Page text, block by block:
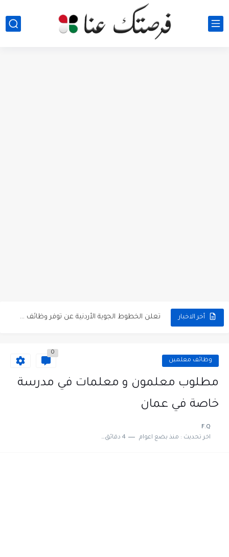
أخر الاخبار تعلن الخطوط الجوية الأردنية عن توفر وظائف شاغرة لمضيفي طيران
مطلوب عامل نظافة عدد 2 بدوام كامل او جزئي في...
تعلن مؤسسة التعليم لأجل التوظيف الأردنية وبالشراكة مع أكاديمية جولانسرالمجاني
وظائف معلمين
0
مطلوب معلمون و معلمات في مدرسة
خاصة في عمان
F.Q
اخر تحديث : منذ بضع اعوام 4 دقائق للقراءة